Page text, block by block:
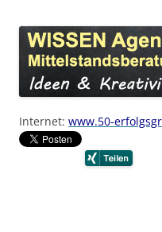
Internet: www.50-